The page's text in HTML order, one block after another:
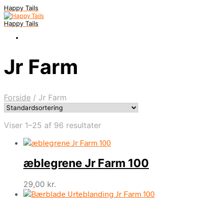
Happy Tails
Happy Tails
Jr Farm
Forside / Jr Farm
Viser 1–25 af 96 resultater
æblegrene Jr Farm 100
29,00 kr.